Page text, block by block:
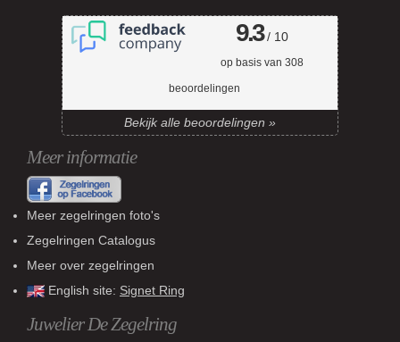
9.3/ 10
op basis van 308
beoordelingen
Bekijk alle beoordelingen »
Meer informatie
Meer zegelringen foto's
Zegelringen Catalogus
Meer over zegelringen
English site: Signet Ring
Juwelier De Zegelring